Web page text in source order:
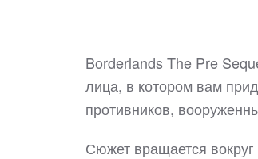
Borderlands The Pre
лица, в котором вам
противников,
Сюжет вращается